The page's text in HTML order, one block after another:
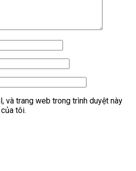
và trang web trong trình duyệt này
tôi.